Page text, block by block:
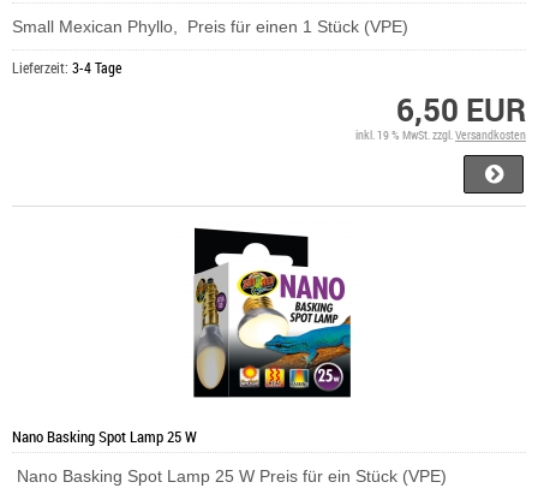
Small Mexican Phyllo, Preis für einen 1 Stück (VPE)
Lieferzeit: 3-4 Tage
6,50 EUR
inkl. 19 % MwSt. zzgl.Versandkosten
Nano Basking Spot Lamp 25 W
Nano Basking Spot Lamp 25 W Preis für ein Stück (VPE)